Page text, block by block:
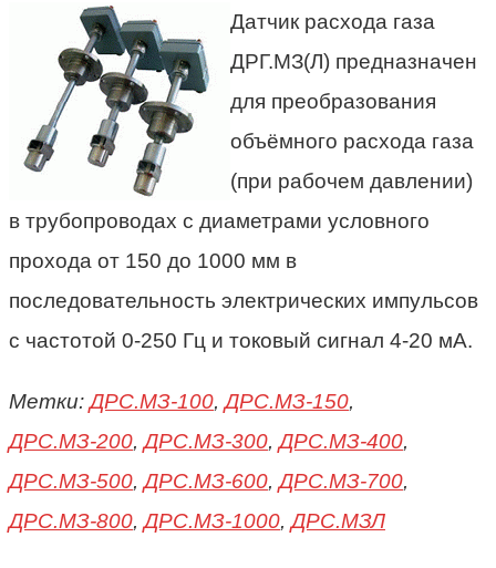
Датчик расхода газа
ДРГ.МЗ(Л) предназначен
для преобразования
объёмного расхода газа
(при рабочем давлении)
в трубопроводах с диаметрами условного
прохода от 150 до 1000 мм в
последовательность электрических импульсов
с частотой 0-250 Гц и токовый сигнал 4-20 мА.
Метки:ДРС.МЗ-100,ДРС.МЗ-150,
ДРС.МЗ-200,ДРС.МЗ-300,ДРС.МЗ-400,
ДРС.МЗ-500,ДРС.МЗ-600,ДРС.МЗ-700,
ДРС.МЗ-800,ДРС.МЗ-1000,ДРС.МЗЛ